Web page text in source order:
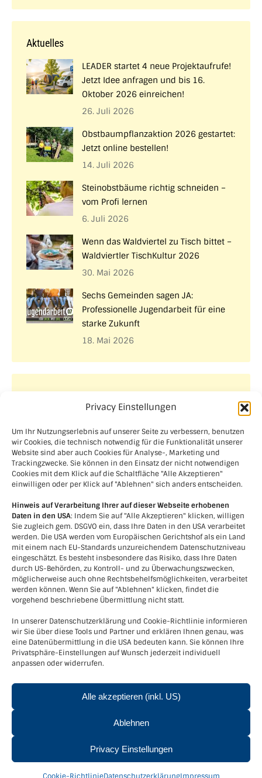
Privacy Einstellungen
Um Ihr Nutzungserlebnis auf unserer Seite zu verbessern, benutzen
wir Cookies, die technisch notwendig für die Funktionalität unserer
Website sind aber auch Cookies für Analyse-, Marketing und
Trackingzwecke. Sie können in den Einsatz der nicht notwendigen
Cookies mit dem Klick auf die Schaltfläche "Alle Akzeptieren"
einwilligen oder per Klick auf "Ablehnen" sich anders entscheiden.
Hinweis auf Verarbeitung Ihrer auf dieser Webseite erhobenen
Daten in den USA: Indem Sie auf "Alle Akzeptieren" klicken, willigen
Sie zugleich gem. DSGVO ein, dass Ihre Daten in den USA verarbeitet
werden. Die USA werden vom Europäischen Gerichtshof als ein Land
mit einem nach EU-Standards unzureichendem Datenschutzniveau
eingeschätzt. Es besteht insbesondere das Risiko, dass Ihre Daten
durch US-Behörden, zu Kontroll- und zu Überwachungszwecken,
möglicherweise auch ohne Rechtsbehelfsmöglichkeiten, verarbeitet
werden können. Wenn Sie auf "Ablehnen" klicken, findet die
vorgehend beschriebene Übermittlung nicht statt.
In unserer Datenschutzerklärung und Cookie-Richtlinie informieren
wir Sie über diese Tools und Partner und erklären Ihnen genau, was
eine Datenübermittlung in die USA bedeuten kann. Sie können Ihre
Privatsphäre-Einstellungen auf Wunsch jederzeit individuell
anpassen oder widerrufen.
Alle akzeptieren (inkl. US)
Ablehnen
Privacy Einstellungen
Aktuelles
LEADER startet 4 neue Projektaufrufe!
Jetzt Idee anfragen und bis 16.
Oktober 2026 einreichen!
26. Juli 2026
Obstbaumpflanzaktion 2026 gestartet:
Jetzt online bestellen!
14. Juli 2026
Steinobstbäume richtig schneiden –
vom Profi lernen
6. Juli 2026
Wenn das Waldviertel zu Tisch bittet –
Waldviertler TischKultur 2026
30. Mai 2026
Sechs Gemeinden sagen JA:
Professionelle Jugendarbeit für eine
starke Zukunft
18. Mai 2026
Aktuelle Projekte
Kontakt
Verein LEADER-Region Kamptal+
Kornplatz 5, 3550 Langenlois
+436643915751
Email:
© Verein LEADER-Region Kamptal - 3550 Langenlois, Kornplatz